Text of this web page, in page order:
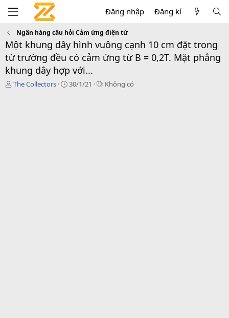
Đăng nhập Đăng kí
Ngân hàng câu hỏi Cảm ứng điện từ
Một khung dây hình vuông cạnh 10 cm đặt trong
từ trường đều có cảm ứng từ B = 0,2T. Mặt phẳng
khung dây hợp với...
T
The Collectors
C
30/1/21
T
Không có